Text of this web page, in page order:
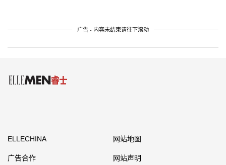
广告 - 内容未结束请往下滚动
ELLECHINA 网站地图
广告合作 网站声明